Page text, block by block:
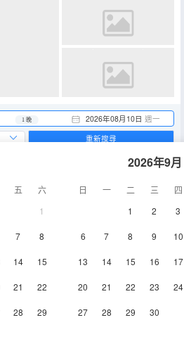
2026年08月10日 週一
1 晚
五
六
1
7 8
14 15
21 22
28 29
2026年9月
日 一 二 三
四
1
2 3
6 7 8 9 10
13 14 15 16 17
20 21 22 23 24
27 28 29 30
重新搜尋
1500㎡ 空調
大床房